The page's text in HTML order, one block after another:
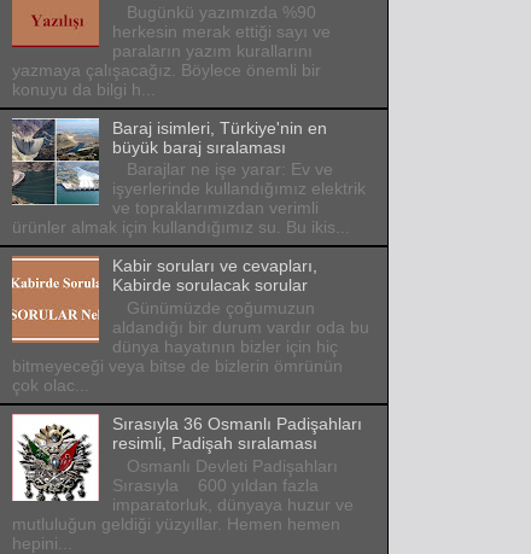
Bugünkü yazımızda %90
herkesin merak ettiği sayı ve
paraların yazım kurallarını
yazmaya çalışacağız. Böylece önemli bir
konuyu da bilgi h...
Baraj isimleri, Türkiye'nin en
büyük baraj sıralaması
Barajlar ne işe yarar: Ev ve
işyerlerinde kullandığımız elektrik
ve topraklarımızdan verimli
ürünler almak için kullandığımız su. Bu ikis...
Kabir soruları ve cevapları,
Kabirde sorulacak sorular
Günümüzde çoğumuzun
aldandığı bir durum vardır oda bu
dünya hayatının bizler için hiç
bitmeyeceği veya bitse de bizlerin ömrünün
çok olac...
Sırasıyla 36 Osmanlı Padişahları
resimli, Padişah sıralaması
Osmanlı Devleti Padişahları
Sırasıyla 600 yıldan fazla
imparatorluk, dünyaya huzur ve
mutluluğun geldiği yüzyıllar. Hemen hemen
hepini...